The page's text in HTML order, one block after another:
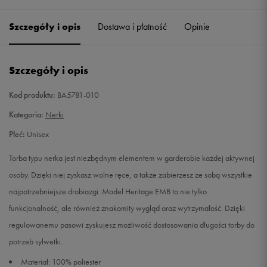
ONE SIZE Powiadom o dostępności
36/41
M Powiadom o dostępności
Szczegóły i opis Dostawa i płatność Opinie
Szczegóły i opis
Kod produktu: BA5781-010
Kategoria: Nerki
Płeć: Unisex
Torba typu nerka jest niezbędnym elementem w garderobie każdej aktywnej
osoby. Dzięki niej zyskasz wolne ręce, a także zabierzesz ze sobą wszystkie
najpotrzebniejsze drobiazgi. Model Heritage EMB to nie tylko
funkcjonalność, ale również znakomity wygląd oraz wytrzymałość. Dzięki
regulowanemu pasowi zyskujesz możliwość dostosowania długości torby do
potrzeb sylwetki.
Materiał: 100% poliester